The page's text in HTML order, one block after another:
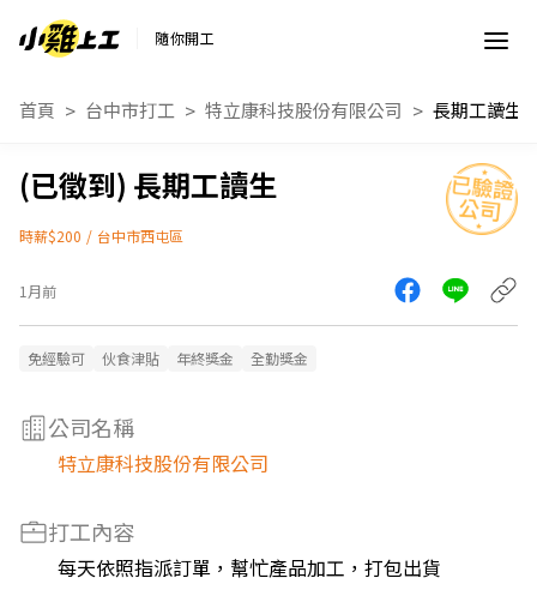
隨你開工
首頁 台中市打工 特立康科技股份有限公司 長期工讀生
長期工讀生
時薪$200 / 台中市西屯區
1月前
免經驗可 伙食津貼 年終獎金 全勤獎金
公司名稱
特立康科技股份有限公司
打工內容
每天依照指派訂單，幫忙產品加工，打包出貨